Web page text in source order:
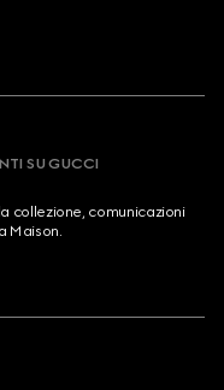
SU GUCCI
collezione, comunicazioni
Maison.